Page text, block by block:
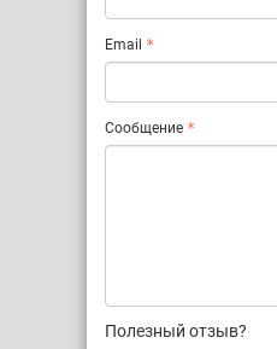
Email
Сообщение
Полезный отзыв?